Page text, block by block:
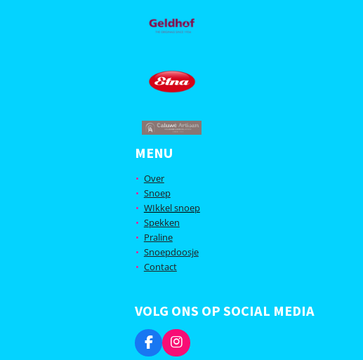
MENU
Over
Snoep
WIkkel snoep
Spekken
Praline
Snoepdoosje
Contact
VOLG ONS OP SOCIAL MEDIA
F
I